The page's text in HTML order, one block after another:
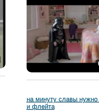
на минуту славы нужно
и флейта